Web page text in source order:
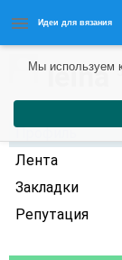
Идеи для вязания
leina
Профиль
Лента
Закладки
Репутация
Мы используем